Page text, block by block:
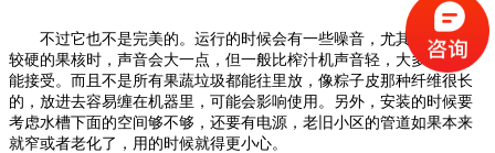
不过它也不是完美的。运行的时候会有一些噪音，尤其是处理比
较硬的果核时，声音会大一点，但一般比榨汁机声音轻，大多数人都
能接受。而且不是所有果蔬垃圾都能往里放，像粽子皮那种纤维很长
的，放进去容易缠在机器里，可能会影响使用。另外，安装的时候要
考虑水槽下面的空间够不够，还要有电源，老旧小区的管道如果本来
就窄或者老化了，用的时候就得更小心。